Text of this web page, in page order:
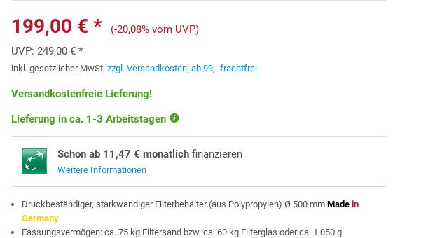
199,00 € *
(-20,08% vom UVP)
UVP:249,00 € *
inkl. gesetzlicher MwSt.zzgl. Versandkosten; ab 99,- frachtfrei
Versandkostenfreie Lieferung!
Lieferung in ca. 1-3 Arbeitstagen
Schon ab 11,47 € monatlich finanzieren
Weitere Informationen
Druckbeständiger, starkwandiger Filterbehälter (aus Polypropylen) Ø 500 mmMade in
Germany
Fassungsvermögen: ca. 75 kg Filtersand bzw. ca. 60 kg Filterglas oder ca. 1.050 g